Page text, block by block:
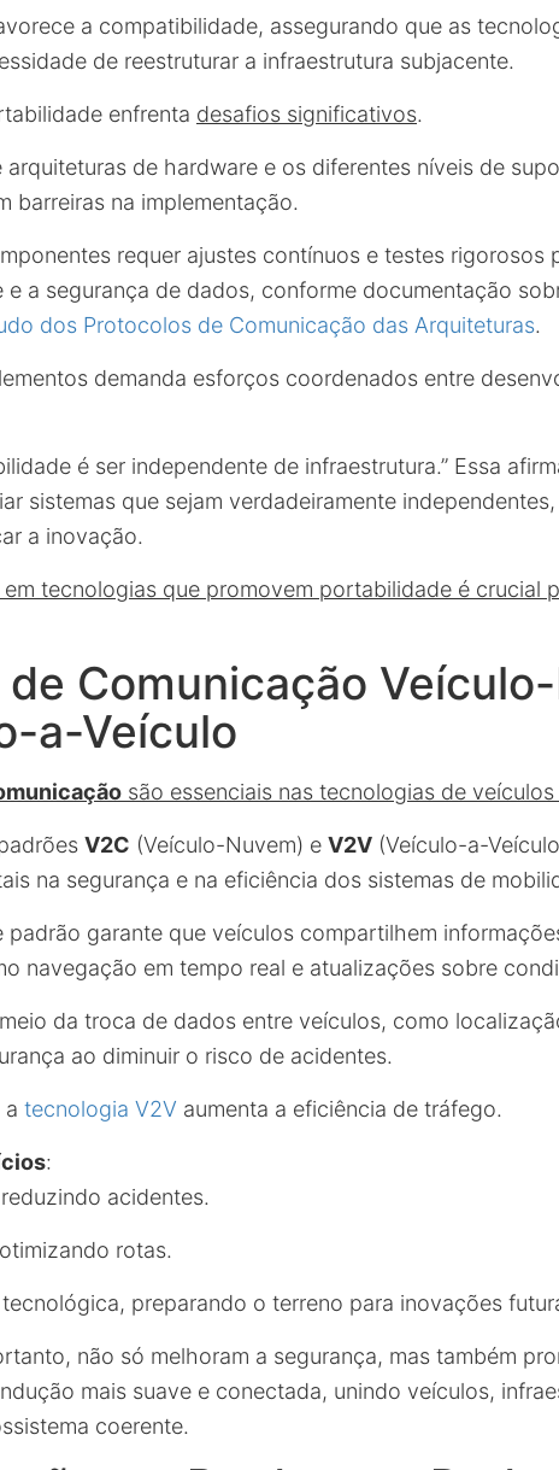
a compatibilidade, assegurando que as
de reestruturar a infraestrutura subjacente.
enfrenta desafios significativos.
arquiteturas de hardware e os diferentes níveis de
barreiras na implementação.
requer ajustes contínuos e testes rigorosos
e a segurança de dados, conforme documentação
dos Protocolos de Comunicação das Arquiteturas.
demanda esforços coordenados entre
é ser independente de infraestrutura.” Essa
sistemas que sejam verdadeiramente
a inovação.
em tecnologias que promovem portabilidade é crucial
de Comunicação
a-Veículo
são essenciais nas tecnologias de
V2C (Veículo-Nuvem) e V2V (Veículo-a-
na segurança e na eficiência dos sistemas de
padrão garante que veículos compartilhem
navegação em tempo real e atualizações sobre
da troca de dados entre veículos, como
ao diminuir o risco de acidentes.
a tecnologia V2V aumenta a eficiência de tráfego.
:
acidentes.
rotas.
tecnológica, preparando o terreno para inovações
não só melhoram a segurança, mas também
mais suave e conectada, unindo veículos,
coerente.